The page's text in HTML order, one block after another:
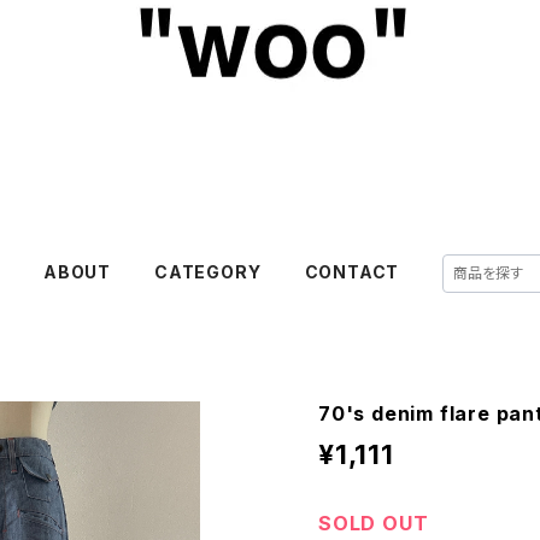
ABOUT CATEGORY CONTACT
70's denim flare
¥1,111
SOLD OUT